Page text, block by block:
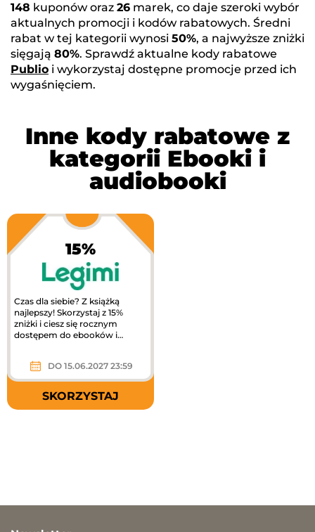
148 kuponów oraz 26 marek, co daje szeroki wybór
aktualnych promocji i kodów rabatowych. Średni
rabat w tej kategorii wynosi 50%, a najwyższe zniżki
sięgają 80%. Sprawdź aktualne kody rabatowe
Publio i wykorzystaj dostępne promocje przed ich
wygaśnięciem.
Inne kody rabatowe z
kategorii Ebooki i
audiobooki
15%
Czas dla siebie? Z książką
najlepszy! Skorzystaj z 15%
zniżki i ciesz się rocznym
dostępem do ebooków i
DO 15.06.2027 23:59
SKORZYSTAJ